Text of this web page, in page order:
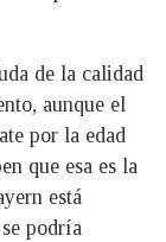
de la calidad
aunque el
por la edad
que esa es la
está
podría